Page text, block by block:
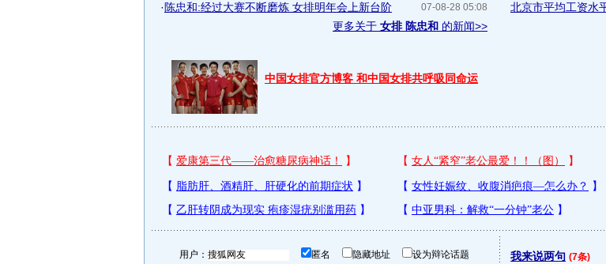
07-08-28 05:08
· 陈忠和:经过大赛不断磨炼 女排明年会上新台阶
更多关于 女排 陈忠和 的新闻>>
北京市平均工资水
中国女排官方博客 和中国女排共呼吸同命运
用户： 匿名 隐藏地址 设为辩论话题 我来说两句 (7条)